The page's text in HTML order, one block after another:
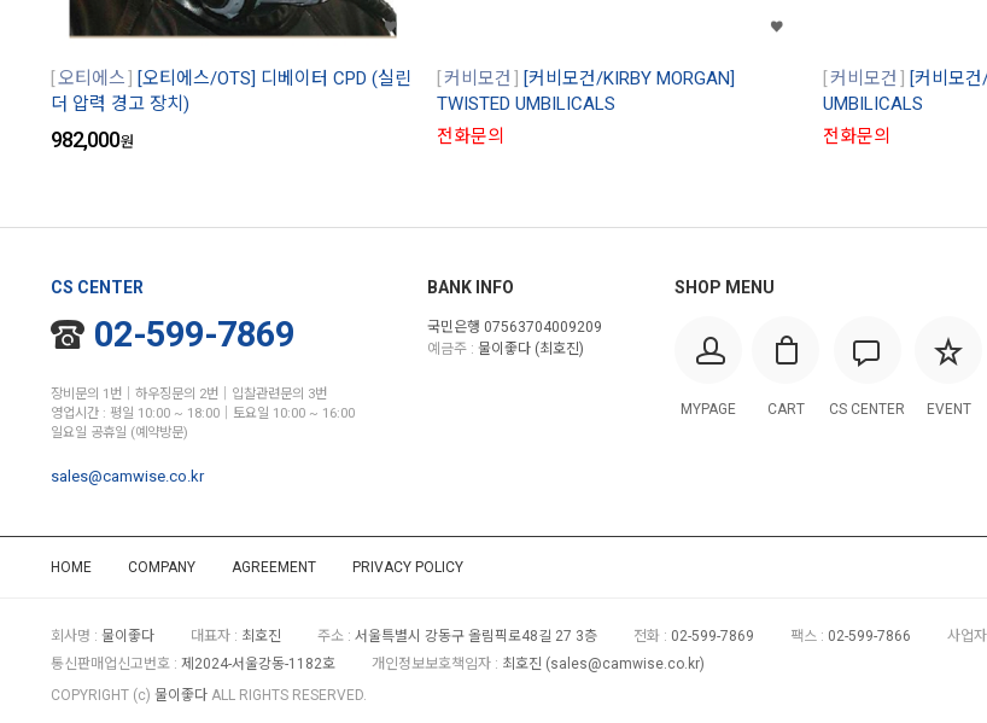
오티에스
[오티에스/OTS] 디베이터 CPD (실린
더 압력 경고 장치)
982,000원
커비모건
[커비모건/KIRBY MORGAN]
TWISTED UMBILICALS
전화문의
커비모건
[커비모건
UMBILICALS
전화문의
CS CENTER
02-599-7869
장비문의 1번│하우징문의 2번│입찰관련문의 3번
영업시간 : 평일 10:00 ~ 18:00│토요일 10:00 ~ 16:00
일요일 공휴일 (예약방문)
sales@camwise.co.kr
BANK INFO
국민은행 07563704009209
예금주 : 물이좋다 (최호진)
SHOP MENU
MYPAGE CART CS CENTER EVENT
HOME COMPANY AGREEMENT PRIVACY POLICY
회사명 : 물이좋다 대표자 : 최호진 주소 : 서울특별시 강동구 올림픽로48길 27 3층 전화 : 02-599-7869 팩스 : 02-599-7866 사업
통신판매업신고번호 : 제2024-서울강동-1182호 개인정보보호책임자 : 최호진 (sales@camwise.co.kr)
COPYRIGHT (c) 물이좋다 ALL RIGHTS RESERVED.